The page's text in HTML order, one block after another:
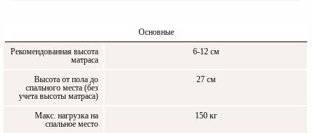
Основные
Рекомендованная высота
матраса
6-12 см
Высота от пола до
спального места (без
учета высоты матраса)
27 см
Макс. нагрузка на
спальное место
150 кг